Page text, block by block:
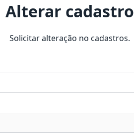
Alterar cadastro
Solicitar alteração no cadastros.